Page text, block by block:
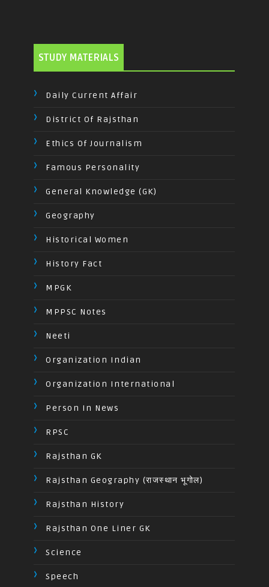
STUDY MATERIALS
Daily Current Affair
District Of Rajsthan
Ethics Of Journalism
Famous Personality
General Knowledge (GK)
Geography
Historical Women
History Fact
MPGK
MPPSC Notes
Neeti
Organization Indian
Organization International
Person In News
RPSC
Rajsthan GK
Rajsthan Geography (राजस्थान भूगोल)
Rajsthan History
Rajsthan One Liner GK
Science
Speech